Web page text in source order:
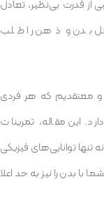
از قدرت بی‌نظیر، تعادل
بدن و ذهن را طلب
و معتقدیم که هر فردی
این مقاله، تمرینات
تنها توانایی‌های فیزیکی
با بدن را نیز به حد اعلا